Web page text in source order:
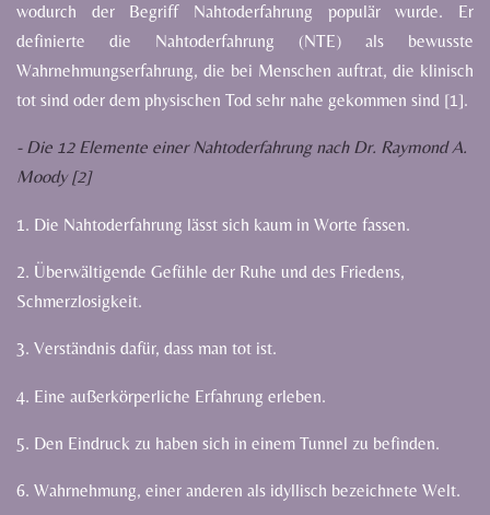
wodurch der Begriff Nahtoderfahrung populär wurde. Er
definierte die Nahtoderfahrung (NTE) als bewusste
Wahrnehmungserfahrung, die bei Menschen auftrat, die klinisch
tot sind oder dem physischen Tod sehr nahe gekommen sind [1].
- Die 12 Elemente einer Nahtoderfahrung nach Dr. Raymond A.
Moody [2]
1. Die Nahtoderfahrung lässt sich kaum in Worte fassen.
2. Überwältigende Gefühle der Ruhe und des Friedens,
Schmerzlosigkeit.
3. Verständnis dafür, dass man tot ist.
4. Eine außerkörperliche Erfahrung erleben.
5. Den Eindruck zu haben sich in einem Tunnel zu befinden.
6. Wahrnehmung, einer anderen als idyllisch bezeichnete Welt.